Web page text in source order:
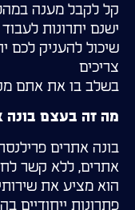
קל לקבל מענה
ישנם יתרונות
שיכול להעניק לכם
צריכים
בשלב בו את אתם
מה זה בעצם בונה
בונה אתרים
אתרים, ללא קשר
הוא מציע את
פתרונות ייחודיים